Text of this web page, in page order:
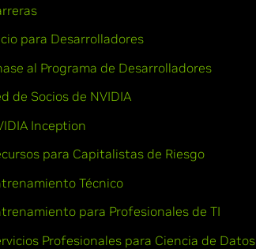
para Desarrolladores
al Programa de Desarrolladores
de Socios de NVIDIA
Inception
para Capitalistas de Riesgo
Técnico
para Profesionales de TI
Profesionales para Ciencia de Datos